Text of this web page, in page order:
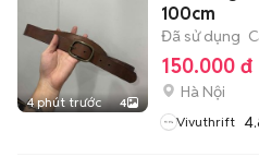
4 phút trước 4
100cm
Đã sử dụng
150.000 đ
Hà Nội
Vivuthrift